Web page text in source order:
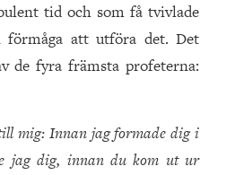
tid och som få tvivlade
förmåga att utföra det. Det
de fyra främsta profeterna:
mig: Innan jag formade dig i
jag dig, innan du kom ut ur